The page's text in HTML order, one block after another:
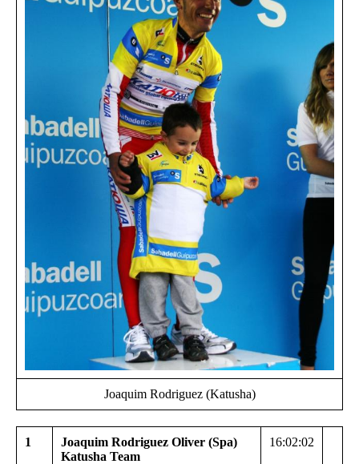
Joaquim Rodriguez (Katusha)
1
Joaquim Rodriguez Oliver (Spa)
Katusha Team
16:02:02